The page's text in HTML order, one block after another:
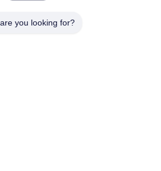
মেশিন
you looking for?